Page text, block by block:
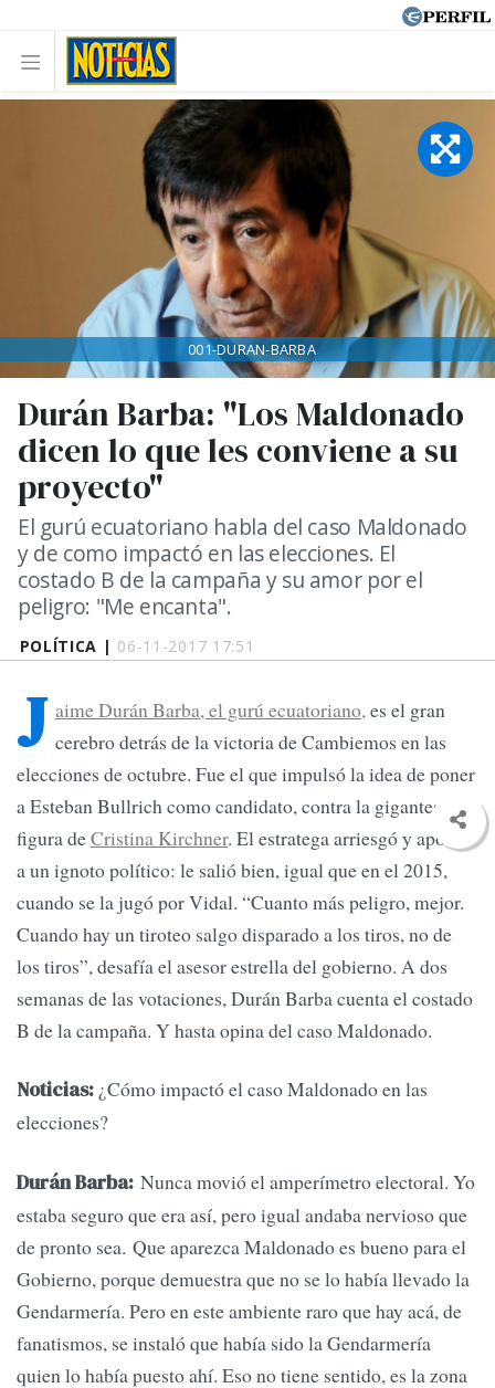
POLÍTICA | 06-11-2017 17:51
Durán Barba: "Los Maldonado
dicen lo que les conviene a su
proyecto"
El gurú ecuatoriano habla del caso Maldonado
y de como impactó en las elecciones. El
costado B de la campaña y su amor por el
peligro: "Me encanta".
001-DURAN-BARBA
J aime Durán Barba, el gurú ecuatoriano,es el gran
cerebro detrás de la victoria de Cambiemos en las
elecciones de octubre. Fue el que impulsó la idea de poner
a Esteban Bullrich como candidato, contra la gigantesca
figura deCristina Kirchner. El estratega arriesgó y apostó
a un ignoto político: le salió bien, igual que en el 2015,
cuando se la jugó por Vidal. “Cuanto más peligro, mejor.
Cuando hay un tiroteo salgo disparado a los tiros, no de
los tiros”, desafía el asesor estrella del gobierno. A dos
semanas de las votaciones, Durán Barba cuenta el costado
B de la campaña. Y hasta opina del caso Maldonado.
Noticias: ¿Cómo impactó el caso Maldonado en las
elecciones?
Durán Barba: Nunca movió el amperímetro electoral. Yo
estaba seguro que era así, pero igual andaba nervioso que
de pronto sea. Que aparezca Maldonado es bueno para el
Gobierno, porque demuestra que no se lo había llevado la
Gendarmería. Pero en este ambiente raro que hay acá, de
fanatismos, se instaló que había sido la Gendarmería
quien lo había puesto ahí. Eso no tiene sentido, es la zona